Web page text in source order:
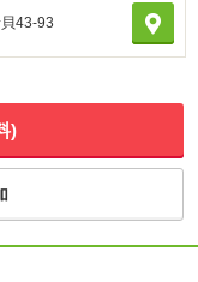
43-93
)